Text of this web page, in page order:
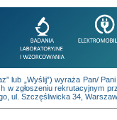
lub „Wyślij”) wyraża Pan/
w zgłoszeniu rekrutacyjnym
ul. Szczęśliwicka 34,